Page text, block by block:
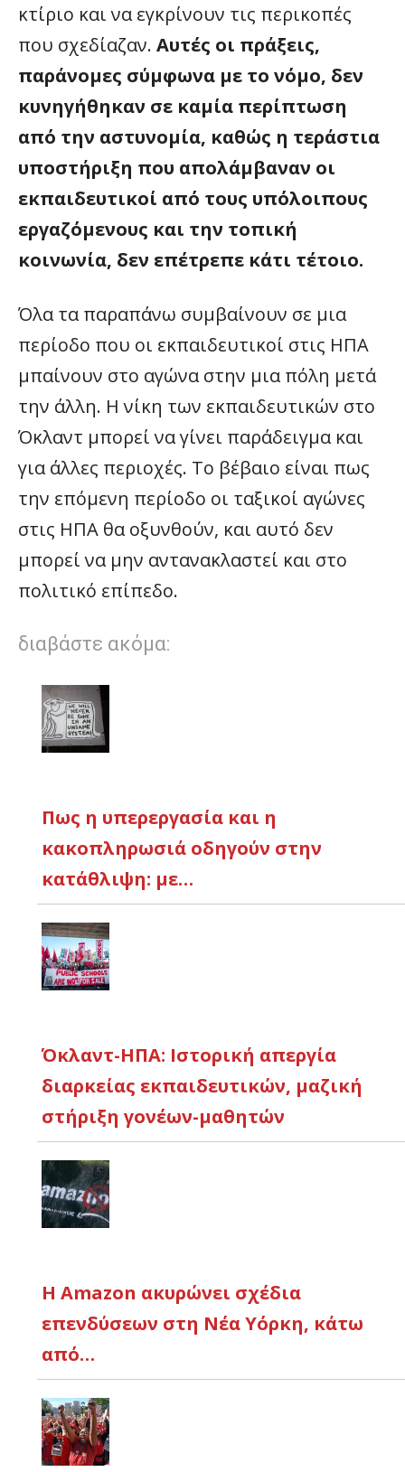
κτίριο και να εγκρίνουν τις περικοπές
που σχεδίαζαν. Αυτές οι πράξεις,
παράνομες σύμφωνα με το νόμο, δεν
κυνηγήθηκαν σε καμία περίπτωση
από την αστυνομία, καθώς η τεράστια
υποστήριξη που απολάμβαναν οι
εκπαιδευτικοί από τους υπόλοιπους
εργαζόμενους και την τοπική
κοινωνία, δεν επέτρεπε κάτι τέτοιο.
Όλα τα παραπάνω συμβαίνουν σε μια
περίοδο που οι εκπαιδευτικοί στις ΗΠΑ
μπαίνουν στο αγώνα στην μια πόλη μετά
την άλλη. Η νίκη των εκπαιδευτικών στο
Όκλαντ μπορεί να γίνει παράδειγμα και
για άλλες περιοχές. Το βέβαιο είναι πως
την επόμενη περίοδο οι ταξικοί αγώνες
στις ΗΠΑ θα οξυνθούν, και αυτό δεν
μπορεί να μην αντανακλαστεί και στο
πολιτικό επίπεδο.
διαβάστε ακόμα:
Πως η υπερεργασία και η
κακοπληρωσιά οδηγούν στην
κατάθλιψη: με…
Όκλαντ-ΗΠΑ: Ιστορική απεργία
διαρκείας εκπαιδευτικών, μαζική
στήριξη γονέων-μαθητών
Η Amazon ακυρώνει σχέδια
επενδύσεων στη Νέα Υόρκη, κάτω
από…